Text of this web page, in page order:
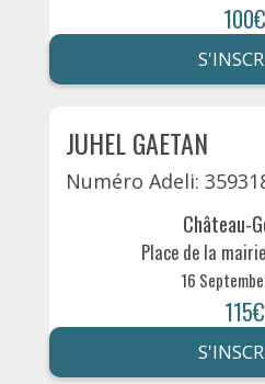
100€
JUHEL GAETAN
Numéro Adeli:
Château-
Place de la
16
115€